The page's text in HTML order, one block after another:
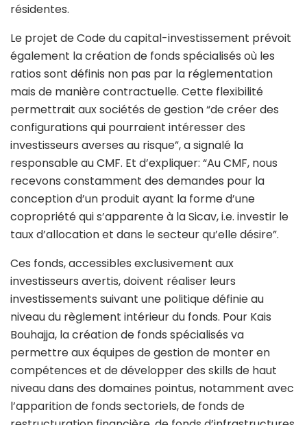
résidentes.
Le projet de Code du capital-investissement prévoit
également la création de fonds spécialisés où les
ratios sont définis non pas par la réglementation
mais de manière contractuelle. Cette flexibilité
permettrait aux sociétés de gestion “de créer des
configurations qui pourraient intéresser des
investisseurs averses au risque”, a signalé la
responsable au CMF. Et d’expliquer: “Au CMF, nous
recevons constamment des demandes pour la
conception d’un produit ayant la forme d’une
copropriété qui s’apparente à la Sicav, i.e. investir le
taux d’allocation et dans le secteur qu’elle désire”.
Ces fonds, accessibles exclusivement aux
investisseurs avertis, doivent réaliser leurs
investissements suivant une politique définie au
niveau du règlement intérieur du fonds. Pour Kais
Bouhajja, la création de fonds spécialisés va
permettre aux équipes de gestion de monter en
compétences et de développer des skills de haut
niveau dans des domaines pointus, notamment avec
l’apparition de fonds sectoriels, de fonds de